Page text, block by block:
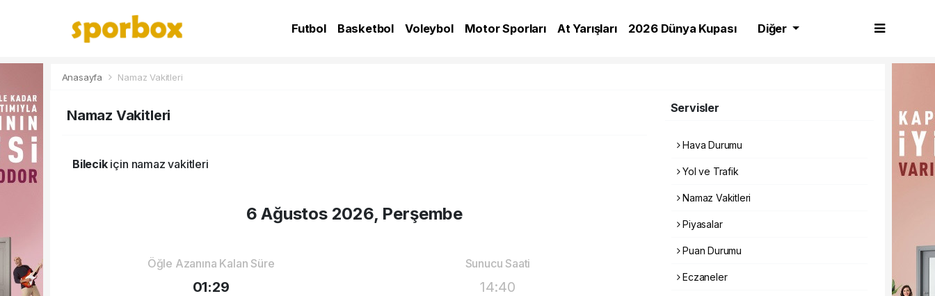
Futbol Basketbol Voleybol Motor Sporları At Yarışları
2026 Dünya Kupası
Diğer
Anasayfa Namaz Vakitleri
Namaz Vakitleri
Bilecikiçin namaz vakitleri
6 Ağustos 2026, Perşembe
Öğle Azanına Kalan Süre
01:29
Sunucu Saati
14:40
Servisler
Hava Durumu
Yol ve Trafik
Namaz Vakitleri
Piyasalar
Puan Durumu
Eczaneler